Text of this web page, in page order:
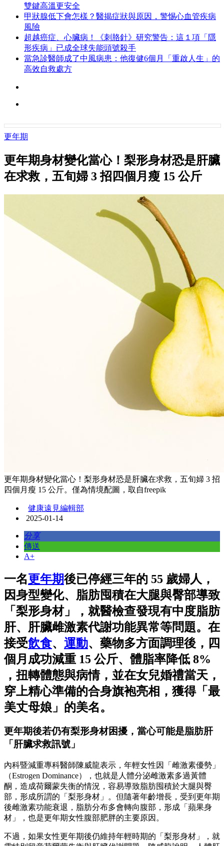
雙鍵高溫更安全
甲狀腺低下會怎樣？醫揭症狀與原因，警惕心血管疾病
風險
超越癌症、心臟病！《刺胳針》研究警告：這１項「隱
形疾病」已成全球失能頭號殺手
當急診醫師成了中風病患：他復健6個月「重啟人生」的
高效自救處方
更年期
更年期身材變化當心！梨形身材恐是肝臟
在求救，五旬婦 3 招四個月瘦 15 公斤
更年期身材變化當心！梨形身材恐是肝臟在求救，五旬婦 3 招
四個月瘦 15 公斤。僅為情境配圖，取自freepik
健康遠見編輯部
2025-01-14
分享
傳送
A+
一名更年期後已停經三年的 55 歲婦人，
因身型變化、脂肪囤積在大腿與臀部導致
「梨形身材」，就醫檢查發現有中度脂肪
肝、肝臟雌激素代謝功能異常等問題。在
接受飲食、 運動、藥物多方面調理後，四
個月成功減重 15 公斤、體脂率降低 8%
，扭轉體態與病情，並在女兒婚禮當天，
穿上精心準備的合身旗袍亮相，獲得「最
美丈母娘」的美名。
更年期後若仍有梨形身材困擾，當心可能是脂肪肝
「肝臟求救訊號」
內科暨減重專科醫師陳威龍表示，年輕女性因「雌激素優勢」
（Estrogen Dominance），也就是人體分泌雌激素多過黃體
酮，造成荷爾蒙失衡的情況，容易導致脂肪囤積於大腿與臀
部，形成所謂的「梨形身材」。但隨著年齡增長，受到更年期
後雌激素功能衰退，脂肪分布多會轉向腹部，形成「蘋果身
材」，也是更年期女性腹部肥胖的主要原因。
不過，如果女性更年期後仍維持年輕時期的「梨形身材」，就